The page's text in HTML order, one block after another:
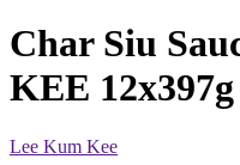
Char Siu
KEE 12x397g
Lee Kum Kee